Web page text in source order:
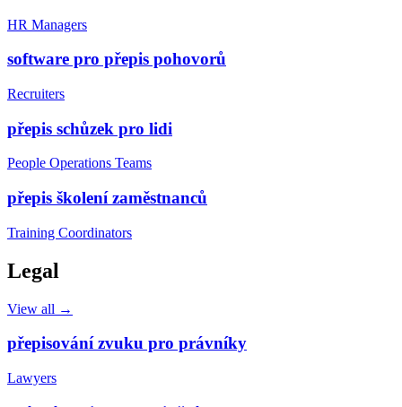
HR Managers
software pro přepis pohovorů
Recruiters
přepis schůzek pro lidi
People Operations Teams
přepis školení zaměstnanců
Training Coordinators
Legal
View all →
přepisování zvuku pro právníky
Lawyers